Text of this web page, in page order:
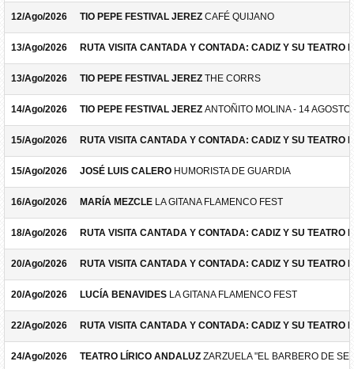
12/Ago/2026 TIO PEPE FESTIVAL JEREZ CAFÉ QUIJANO
13/Ago/2026 RUTA VISITA CANTADA Y CONTADA: CADIZ Y SU TEATRO
13/Ago/2026 TIO PEPE FESTIVAL JEREZ THE CORRS
14/Ago/2026 TIO PEPE FESTIVAL JEREZ ANTOÑITO MOLINA - 14 AGOSTO
15/Ago/2026 RUTA VISITA CANTADA Y CONTADA: CADIZ Y SU TEATRO
15/Ago/2026 JOSÉ LUIS CALERO HUMORISTA DE GUARDIA
16/Ago/2026 MARÍA MEZCLE LA GITANA FLAMENCO FEST
18/Ago/2026 RUTA VISITA CANTADA Y CONTADA: CADIZ Y SU TEATRO
20/Ago/2026 RUTA VISITA CANTADA Y CONTADA: CADIZ Y SU TEATRO
20/Ago/2026 LUCÍA BENAVIDES LA GITANA FLAMENCO FEST
22/Ago/2026 RUTA VISITA CANTADA Y CONTADA: CADIZ Y SU TEATRO
24/Ago/2026 TEATRO LÍRICO ANDALUZ ZARZUELA "EL BARBERO DE